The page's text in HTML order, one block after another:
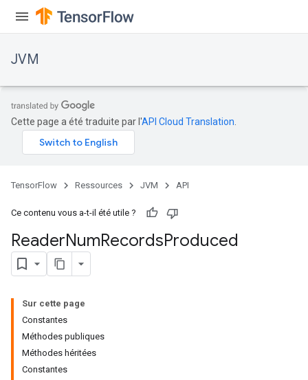
JVM
Cette page a été traduite par l'API Cloud Translation
TensorFlow Ressources JVM API
Ce contenu vous a-t-il été utile ?
ReaderNumRecordsProduced
Sur cette page
Constantes
Méthodes publiques
Méthodes héritées
Constantes